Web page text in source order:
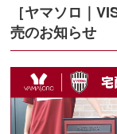
［ヤマソロ｜
売のお知らせ